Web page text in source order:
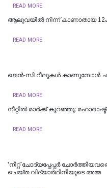
READ MORE
ആലുവയിൽ നിന്ന് കാണാതായ
READ MORE
ജെന്‍-സി റീലുകള്‍ കാണുമ്പോള്‍
READ MORE
നീറ്റിൽ മാർക്ക് കുറഞ്ഞു;
READ MORE
'നീറ്റ് ചോദ്യപ്പേപ്പർ
ചെയ്ത വിദ്യാർഥിനിയുടെ അമ്മ